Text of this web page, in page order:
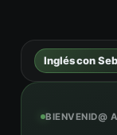
Inglés con
BIENVENID@